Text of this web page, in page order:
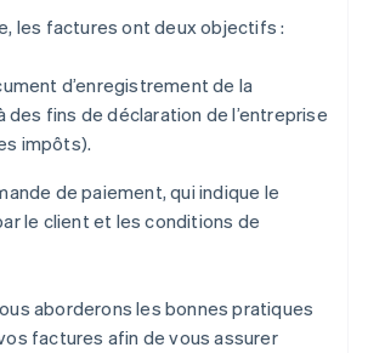
les factures ont deux objectifs :
d’enregistrement de la
des fins de déclaration de l’entreprise
impôts).
de paiement, qui indique le
le client et les conditions de
aborderons les bonnes pratiques
factures afin de vous assurer